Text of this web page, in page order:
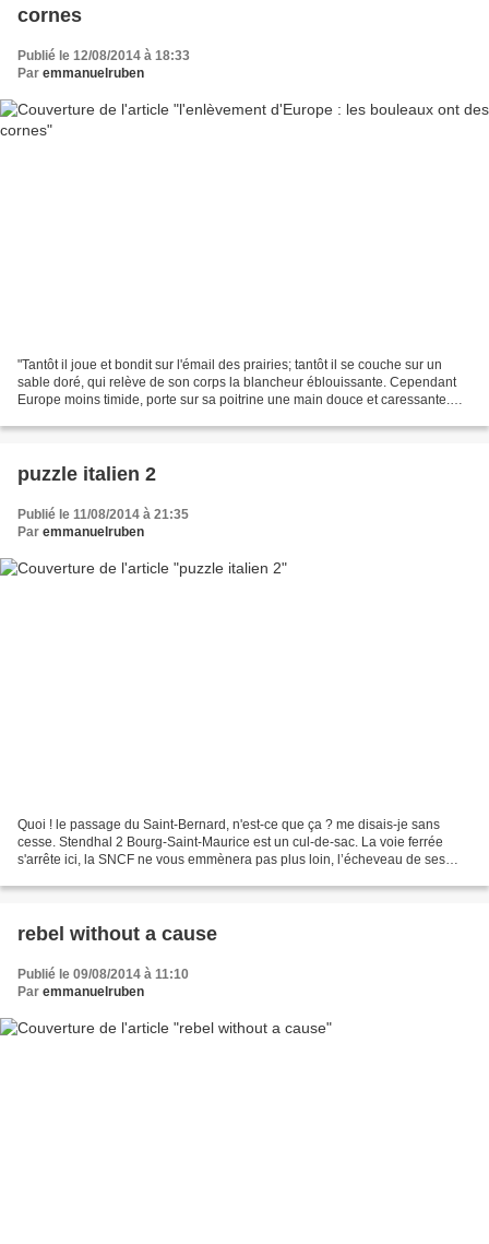
cornes
Publié le 12/08/2014 à 18:33
Par emmanuelruben
"Tantôt il joue et bondit sur l'émail des prairies; tantôt il se couche sur un
sable doré, qui relève de son corps la blancheur éblouissante. Cependant
Europe moins timide, porte sur sa poitrine une main douce et caressante.
puzzle italien 2
Publié le 11/08/2014 à 21:35
Par emmanuelruben
Quoi ! le passage du Saint-Bernard, n'est-ce que ça ? me disais-je sans
cesse. Stendhal 2 Bourg-Saint-Maurice est un cul-de-sac. La voie ferrée
s'arrête ici, la SNCF ne vous emmènera pas plus loin, l’écheveau de ses
rebel without a cause
Publié le 09/08/2014 à 11:10
Par emmanuelruben